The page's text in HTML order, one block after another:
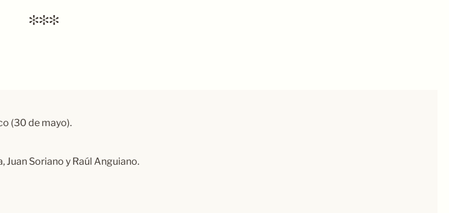
(30 de mayo).
Soriano y Raúl Anguiano.